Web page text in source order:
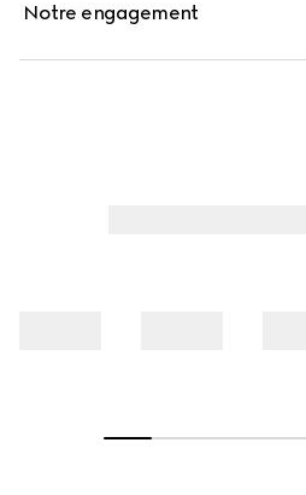
Notre engagement